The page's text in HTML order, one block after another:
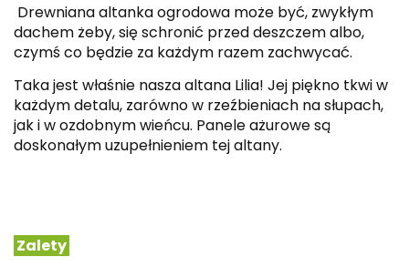
Drewniana altanka ogrodowa może być, zwykłym
dachem żeby, się schronić przed deszczem albo,
czymś co będzie za każdym razem zachwycać.
Taka jest właśnie nasza altana Lilia! Jej piękno tkwi w
każdym detalu, zarówno w rzeźbieniach na słupach,
jak i w ozdobnym wieńcu. Panele ażurowe są
doskonałym uzupełnieniem tej altany.
Zalety